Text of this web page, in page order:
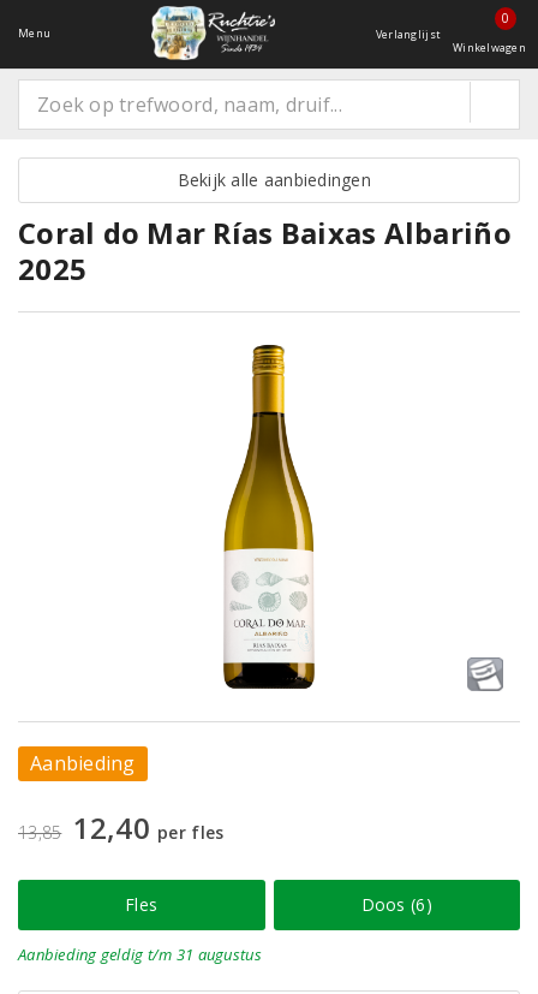
Menu Verlanglijst
0
Winkelwagen
Bekijk alle aanbiedingen
Coral do Mar Rías Baixas Albariño
2025
Aanbieding
13,85 12,40 per fles
Fles Doos (6)
Aanbieding geldig t/m 31 augustus